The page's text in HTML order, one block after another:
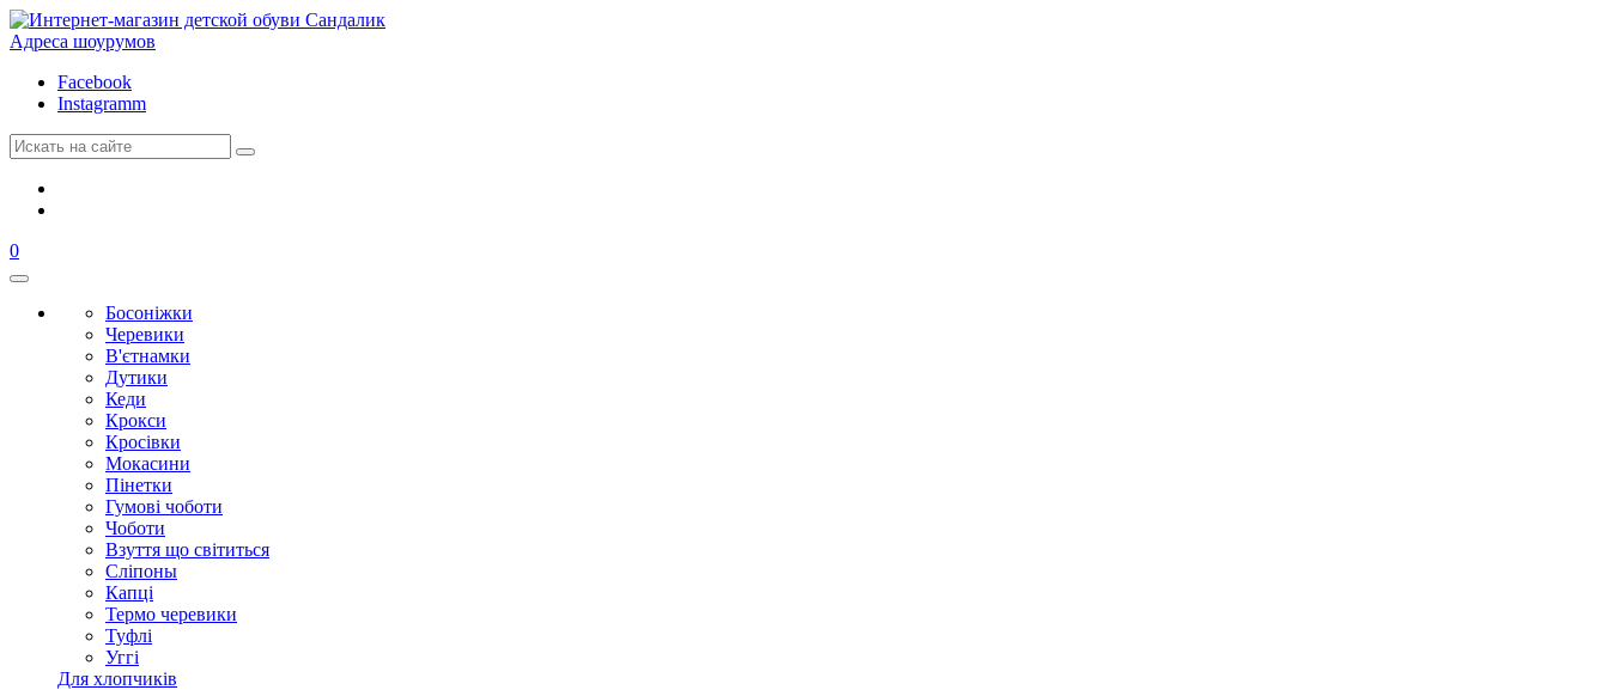
Адреса шоурумов
Facebook
Instagramm
0
Босоніжки
Черевики
В'єтнамки
Дутики
Кеди
Крокси
Кросівки
Мокасини
Пінетки
Гумові чоботи
Чоботи
Взуття що світиться
Сліпоны
Капці
Термо черевики
Туфлі
Уггі
Для хлопчиків